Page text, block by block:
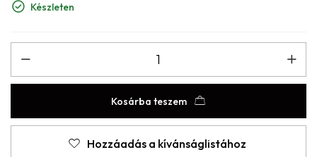
Készleten
Kosárba teszem
Hozzáadás a kívánságlistához